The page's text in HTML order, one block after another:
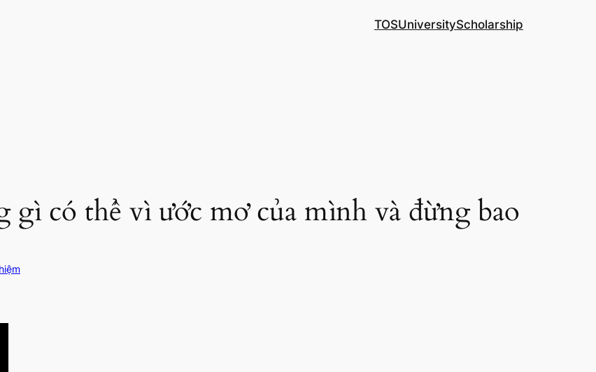
TOSUniversityScholarship
gì có thể vì ước mơ của mình và đừng bao